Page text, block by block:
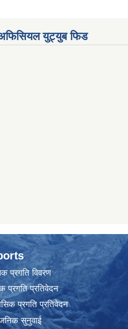
युट्युब फिड
प्रगति विवरण
प्रगति प्रतिवेदन
प्रगति प्रतिवेदन
सुनुवाई